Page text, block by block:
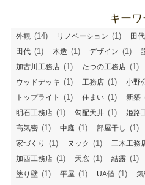
規格型住宅 cocoon《 コクー
ロハスな平屋／LO・HAUS
リフォーム・リノベーシ
施工事例
工事日記
キーワ
外観 (14) リノベーション (1) 田
田代 (1) 木造 (1) デザイン (1)
加古川工務店 (1) たつの工務店 (1)
ウッドデッキ (1) 工務店 (1) 小野
トップライト (1) 住まい (1) 新築
明石工務店 (1) 勾配天井 (1) 姫路
高気密 (1) 中庭 (1) 部屋干し (1)
家づくり (1) ヌック (1) 三木工務
加西工務店 (1) 天窓 (1) 結露 (1)
塗り壁 (1) 平屋 (1) UA値 (1)